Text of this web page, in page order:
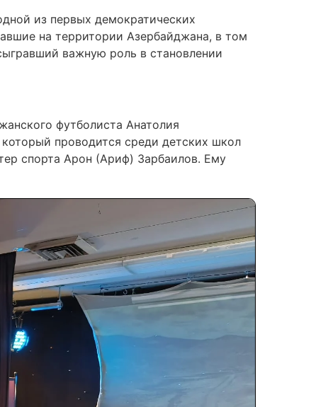
из первых демократических
на территории Азербайджана, в том
важную роль в становлении
футболиста Анатолия
проводится среди детских школ
спорта Арон (Ариф) Зарбаилов. Ему